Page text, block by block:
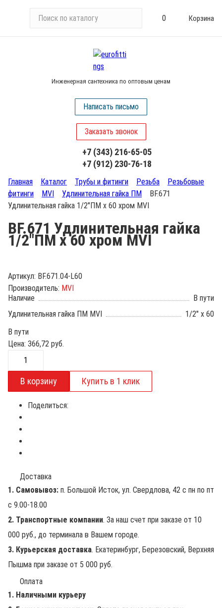
и
у
0 Корзина
Инженерная сантехника по оптовым ценам
Написать письмо
Заказать звонок
+7 (343) 216-65-05
+7 (912) 230-76-18
Главная Каталог Трубы и фитинги Резьба
Резьбовые
фитинги
MVI Удлинительная гайка ПМ
BF.671
Удлинительная гайка 1/2"ПМ х 60 хром MVI
BF.671 Удлинительная гайка
1/2"ПМ х 60 хром MVI
Артикул: BF.671.04-L60
Производитель: MVI
Наличие
В пути
Удлинительная гайка ПМ MVI
1/2" x 60
В пути
Цена: 366,72 руб.
Поделиться:
Доставка
1. Самовывоз: п. Большой Исток, ул. Свердлова, 42 с пн по пт
с 9.00-18.00
2. Транспортные компании. За наш счет при заказе от 10
000 руб., до терминала в Вашем городе.
3. Курьерская доставка. Екатеринбург, Березовский, Верхняя
Пышма при заказе от 5 000 руб.
Оплата
1. Наличными курьеру